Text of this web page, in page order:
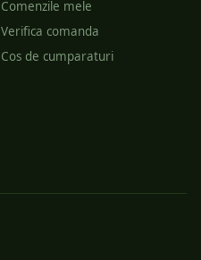
Comenzile mele
Verifica comanda
Cos de cumparaturi